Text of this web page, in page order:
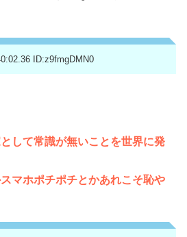
ID:z9fmgDMN0
して常識が無いことを世界に発
マホポチポチとかあれこそ恥や